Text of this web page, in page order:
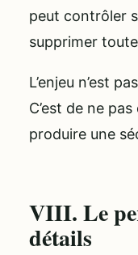
peut contrôler
supprimer
L’enjeu n’est
C’est de ne
produire une
VIII. Le
détails